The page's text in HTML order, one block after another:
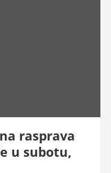
rasprava
u subotu,